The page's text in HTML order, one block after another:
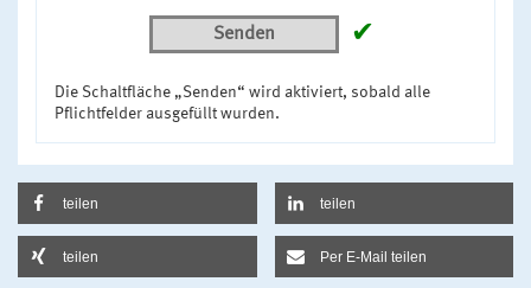
Senden ✔
Die Schaltfläche „Senden“ wird aktiviert, sobald alle
Pflichtfelder ausgefüllt wurden.
teilen teilen
teilen Per E-Mail teilen